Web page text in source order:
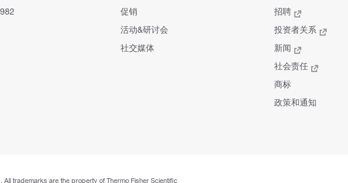
促销
活动&研讨会
社交媒体
招聘
投资者关系
新闻
社会责任
商标
政策和通知
trademarks are the property of Thermo Fisher Scientific